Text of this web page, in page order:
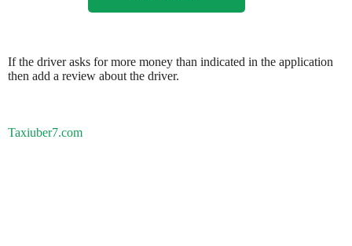
If the driver asks for more money than indicated in the application
then add a review about the driver.
Taxiuber7.com